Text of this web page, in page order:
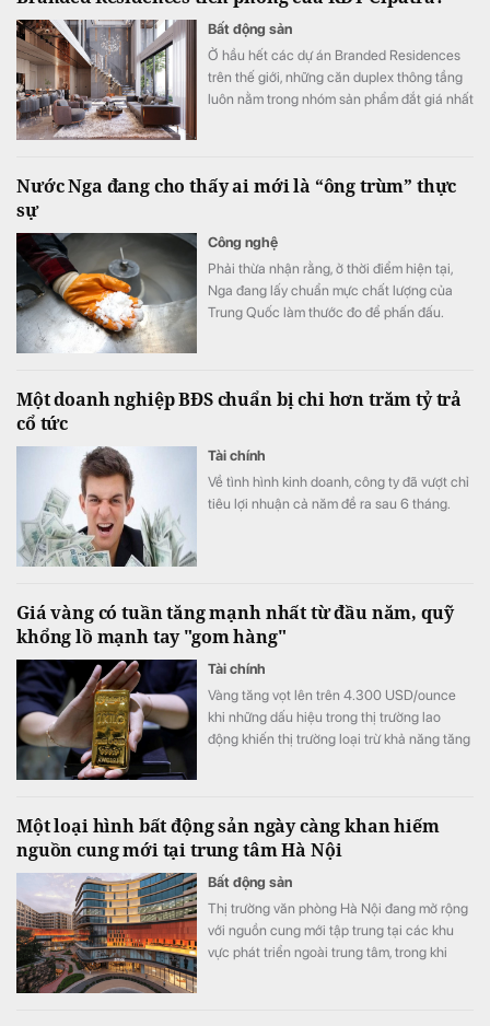
Bất động sản
Ở hầu hết các dự án Branded Residences
trên thế giới, những căn duplex thông tầng
luôn nằm trong nhóm sản phẩm đắt giá nhất
không gian ngoài trời riêng tư tuyệt đối.
Nước Nga đang cho thấy ai mới là “ông trùm” thực
sự
Công nghệ
Phải thừa nhận rằng, ở thời điểm hiện tại,
Nga đang lấy chuẩn mực chất lượng của
Trung Quốc làm thước đo để phấn đấu.
Một doanh nghiệp BĐS chuẩn bị chi hơn trăm tỷ trả
cổ tức
Tài chính
Về tình hình kinh doanh, công ty đã vượt chỉ
tiêu lợi nhuận cả năm đề ra sau 6 tháng.
Giá vàng có tuần tăng mạnh nhất từ đầu năm, quỹ
khổng lồ mạnh tay "gom hàng"
Tài chính
Vàng tăng vọt lên trên 4.300 USD/ounce
khi những dấu hiệu trong thị trường lao
động khiến thị trường loại trừ khả năng tăng
Một loại hình bất động sản ngày càng khan hiếm
nguồn cung mới tại trung tâm Hà Nội
Bất động sản
Thị trường văn phòng Hà Nội đang mở rộng
với nguồn cung mới tập trung tại các khu
vực phát triển ngoài trung tâm, trong khi